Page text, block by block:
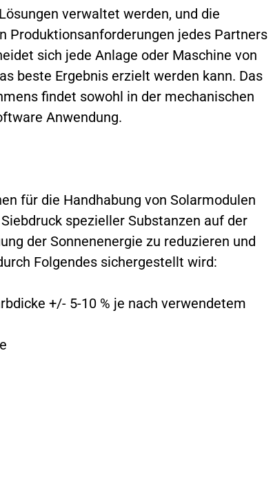
verwaltet werden, und die
Produktionsanforderungen jedes Partners
sich jede Anlage oder Maschine von
beste Ergebnis erzielt werden kann. Das
findet sowohl in der mechanischen
Anwendung.
für die Handhabung von Solarmodulen
spezieller Substanzen auf der
der Sonnenenergie zu reduzieren und
Folgendes sichergestellt wird:
+/- 5-10 % je nach verwendetem